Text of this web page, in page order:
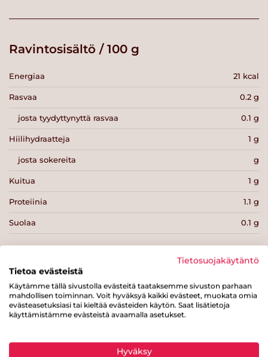
Ravintosisältö / 100 g
Energiaa 21 kcal
Rasvaa 0.2 g
josta tyydyttynyttä rasvaa 0.1 g
Hiilihydraatteja 1 g
josta sokereita g
Kuitua 1 g
Proteiinia 1.1 g
Suolaa 0.1 g
Tulosta sivu Jaa tuote
Tietosuojakäytäntö
Tietoa evästeistä
Käytämme tällä sivustolla evästeitä taataksemme sivuston parhaan
mahdollisen toiminnan. Voit hyväksyä kaikki evästeet, muokata omia
evästeasetuksiasi tai kieltää evästeiden käytön. Saat lisätietoja
käyttämistämme evästeistä avaamalla asetukset.
Hyväksy